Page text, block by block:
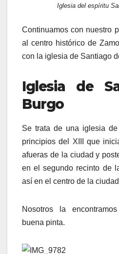
Iglesia del espíritu
Continuamos con nuestro
al centro histórico de
con la iglesia de Santiago
Iglesia de
Burgo
Se trata de una iglesia
principios del XIII que
afueras de la ciudad y
en el segundo recinto de
así en el centro de la
Nosotros la
buena pinta.